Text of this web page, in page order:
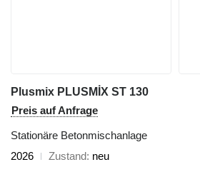
Plusmix PLUSMİX ST 130
Preis auf Anfrage
Stationäre Betonmischanlage
2026
Zustand neu